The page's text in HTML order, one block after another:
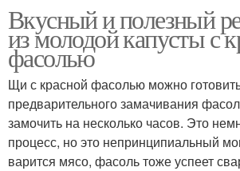
Вкусный и полезный
из молодой капусты с
фасолью
Щи с красной фасолью можно
предварительного замачивания
замочить на несколько часов. Это
процесс, но это непринципиальный
варится мясо, фасоль тоже успеет